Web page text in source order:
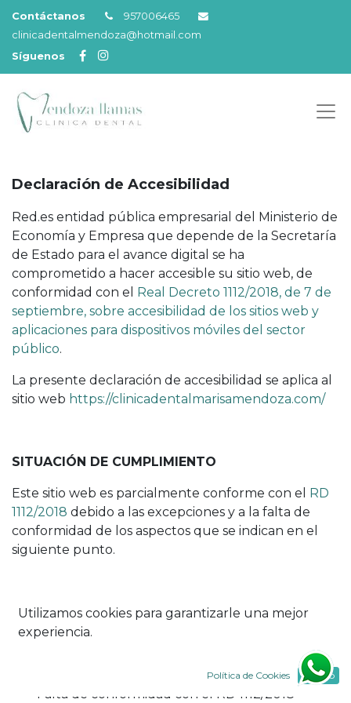
Contáctanos
957006465
clinicadentalmendoza@hotmail.com
Síguenos
Declaración de Accesibilidad
Red.es entidad pública empresarial del Ministerio de
Economía y Empresa que depende de la Secretaría
de Estado para el avance digital se ha
comprometido a hacer accesible su sitio web, de
conformidad con el
Real Decreto 1112/2018, de 7 de
septiembre, sobre accesibilidad de los sitios web y
aplicaciones para dispositivos móviles del sector
público.
La presente declaración de accesibilidad se aplica al
sitio web https://clinicadentalmarisamendoza.com/
SITUACIÓN DE CUMPLIMIENTO
Este sitio web es parcialmente conforme con el
RD
1112/2018 debido a las excepciones y a la falta de
conformidad de los aspectos que se indican en el
siguiente punto.
CONTENIDO NO ACCESIBLE
Falta de conformidad con el RD 1112/2018
Utilizamos cookies para garantizarle una mejor
experiencia.
Política de Cookies Acepto